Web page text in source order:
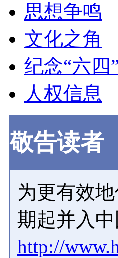
思想争鸣
文化之角
纪念“六四
人权信息
敬告读者
为更有效
期起并入
http://